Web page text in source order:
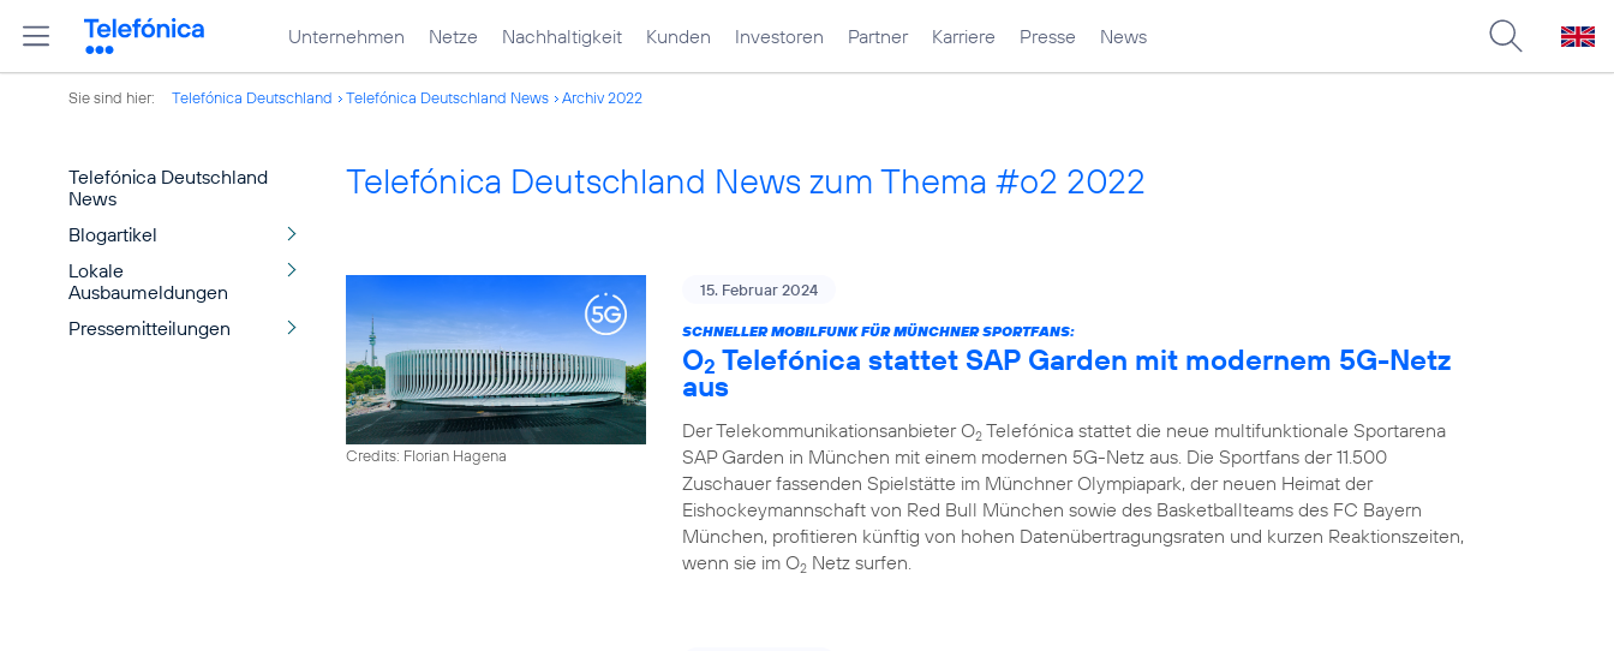
Unternehmen Netze Nachhaltigkeit Kunden Investoren Partner Karriere Presse News
Sie sind hier: Telefónica Deutschland Telefónica Deutschland News Archiv 2022
Telefónica Deutschland
News
Blogartikel
Lokale
Ausbaumeldungen
Pressemitteilungen
Telefónica Deutschland News zum Thema #o2 2022
Credits: Florian Hagena
15. Februar 2024
SCHNELLER MOBILFUNK FÜR MÜNCHNER SPORTFANS:
O2 Telefónica stattet SAP Garden mit modernem 5G-Netz
aus
Der Telekommunikationsanbieter O2 Telefónica stattet die neue multifunktionale Sportarena
SAP Garden in München mit einem modernen 5G-Netz aus. Die Sportfans der 11.500
Zuschauer fassenden Spielstätte im Münchner Olympiapark, der neuen Heimat der
Eishockeymannschaft von Red Bull München sowie des Basketballteams des FC Bayern
München, profitieren künftig von hohen Datenübertragungsraten und kurzen Reaktionszeiten,
wenn sie im O2 Netz surfen.